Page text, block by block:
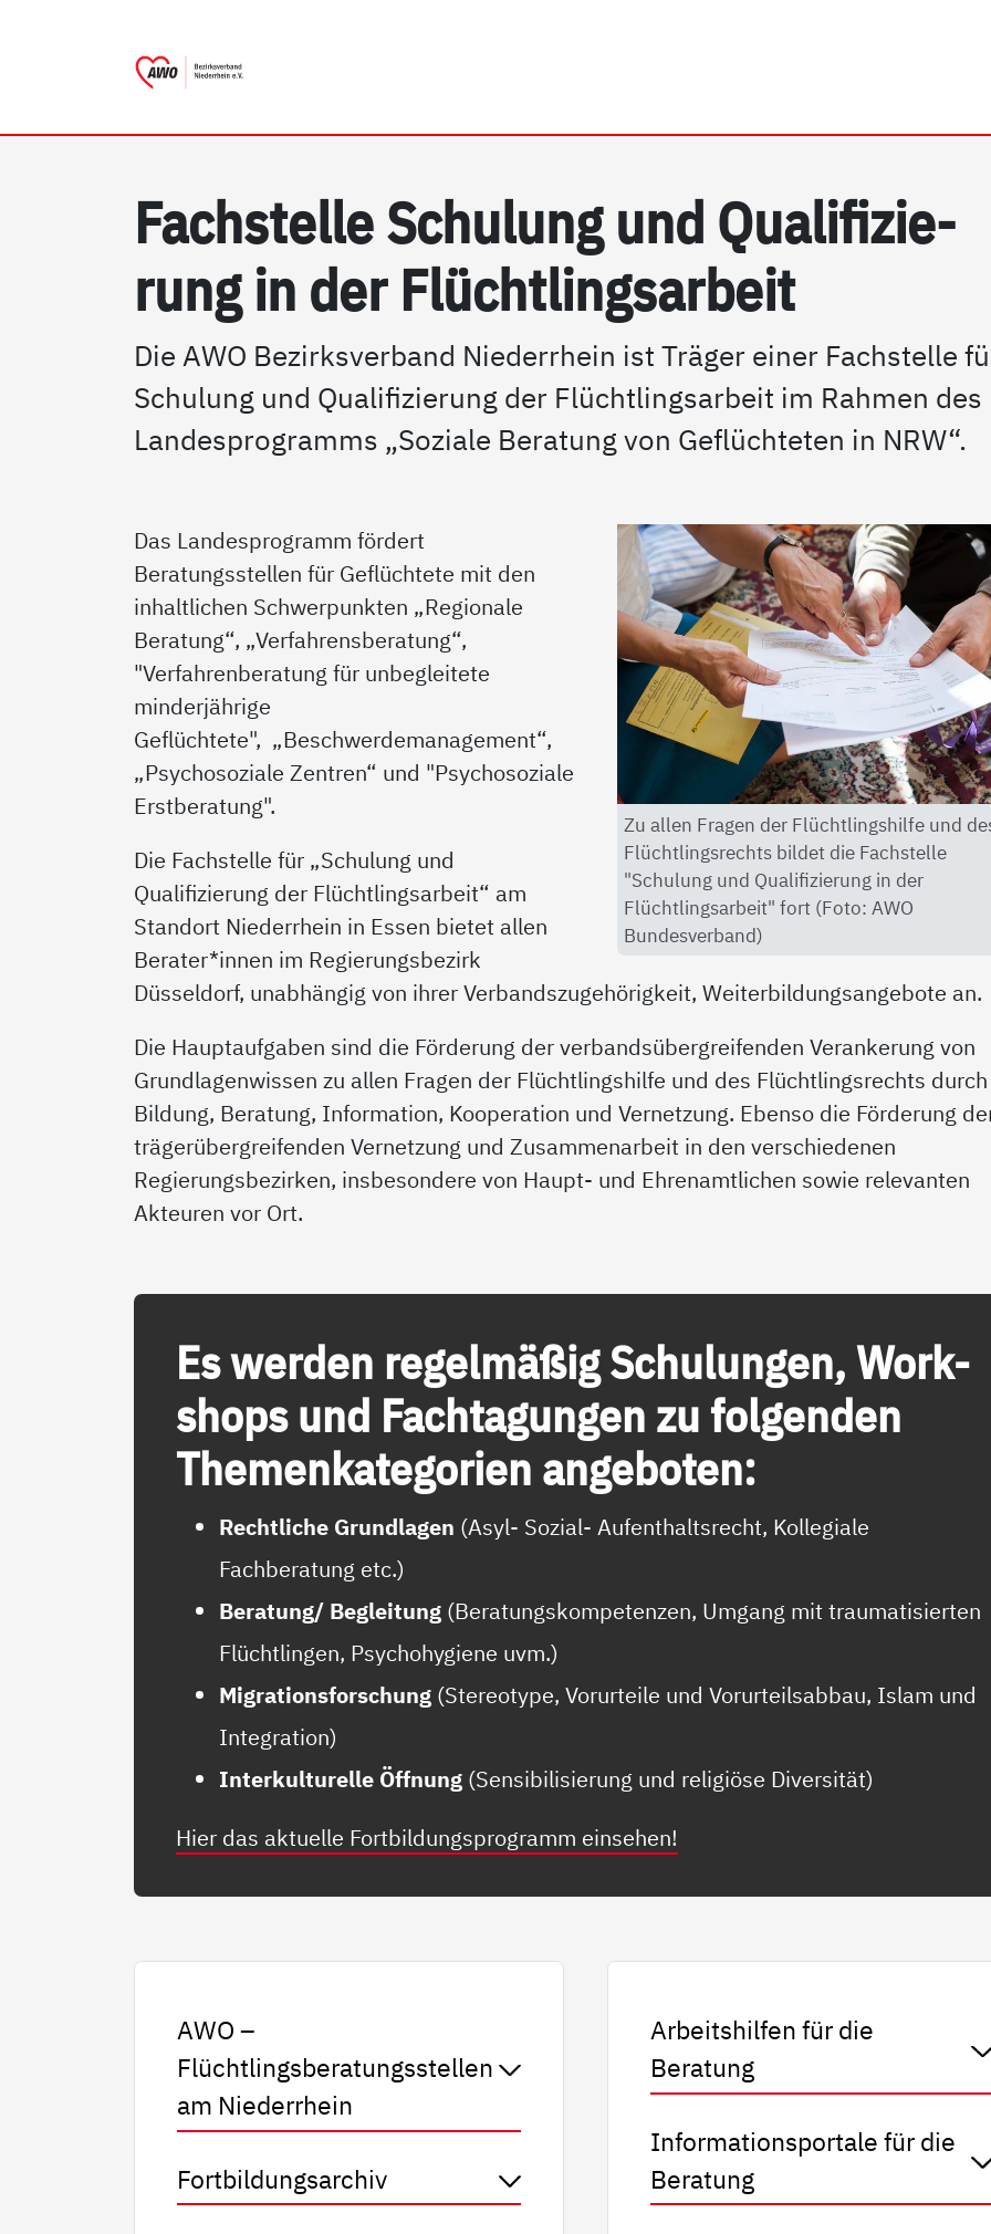
Fach­s­tel­le Schu­lung und Qua­li­fi­zie­
rung in der Flücht­lings­ar­beit
Die AWO Bezirksverband Niederrhein ist Träger einer Fachstelle
Schulung und Qualifizierung der Flüchtlingsarbeit im Rahmen des
Landesprogramms „Soziale Beratung von Geflüchteten in NRW“.
Zu allen Fragen der Flüchtlingshilfe und
Flüchtlingsrechts bildet die Fachstelle
"Schulung und Qualifizierung in der
Flüchtlingsarbeit" fort (Foto: AWO
Bundesverband)
Das Landesprogramm fördert
Beratungsstellen für Geflüchtete mit den
inhaltlichen Schwerpunkten „Regionale
Beratung“, „Verfahrensberatung“,
"Verfahrenberatung für unbegleitete
minderjährige
Geflüchtete", „Beschwerdemanagement“,
„Psychosoziale Zentren“ und "Psychosoziale
Erstberatung".
Die Fachstelle für „Schulung und
Qualifizierung der Flüchtlingsarbeit“ am
Standort Niederrhein in Essen bietet allen
Berater*innen im Regierungsbezirk
Düsseldorf, unabhängig von ihrer Verbandszugehörigkeit, Weiterbildungsangebote an.
Die Hauptaufgaben sind die Förderung der verbandsübergreifenden Verankerung von
Grundlagenwissen zu allen Fragen der Flüchtlingshilfe und des Flüchtlingsrechts durch
Bildung, Beratung, Information, Kooperation und Vernetzung. Ebenso die Förderung
trägerübergreifenden Vernetzung und Zusammenarbeit in den verschiedenen
Regierungsbezirken, insbesondere von Haupt- und Ehrenamtlichen sowie relevanten
Akteuren vor Ort.
Es wer­den re­gel­mä­ß­ig Schu­lun­gen, Work­
shops und Fach­ta­gun­gen zu fol­gen­den
The­men­ka­te­go­ri­en an­ge­bo­ten:
Rechtliche Grundlagen (Asyl- Sozial- Aufenthaltsrecht, Kollegiale
Fachberatung etc.)
Beratung/ Begleitung (Beratungskompetenzen, Umgang mit traumatisierten
Flüchtlingen, Psychohygiene uvm.)
Migrationsforschung (Stereotype, Vorurteile und Vorurteilsabbau, Islam und
Integration)
Interkulturelle Öffnung (Sensibilisierung und religiöse Diversität)
Hier das aktuelle Fortbildungsprogramm einsehen!
AWO –
Flüchtlingsberatungsstellen
am Niederrhein
Fortbildungsarchiv
Arbeitshilfen für die
Beratung
Informationsportale für die
Beratung